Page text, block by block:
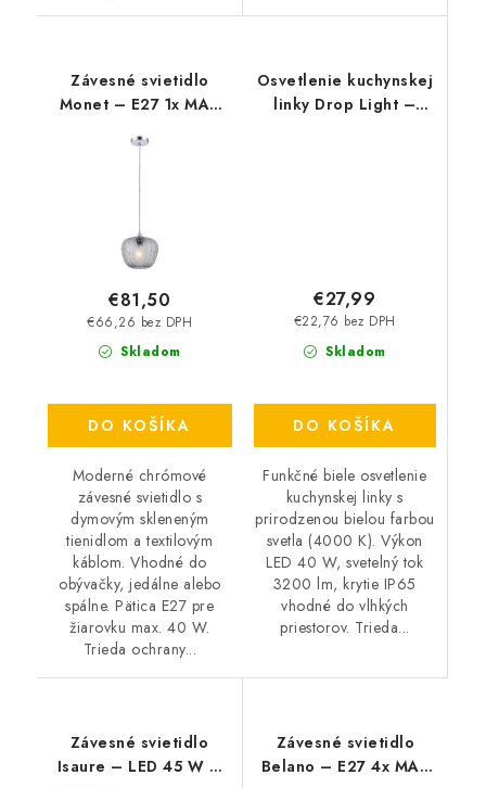
Závesné svietidlo
Monet – E27 1x MAX
Skladom
€66,26 bez DPH
€81,50
DO KOŠÍKA
Moderné chrómové
závesné svietidlo s
dymovým skleneným
tienidlom a textilovým
káblom. Vhodné do
obývačky, jedálne alebo
spálne. Pätica E27 pre
žiarovku max. 40 W.
Trieda ochrany...
Osvetlenie kuchynskej
linky Drop Light –
Skladom
€22,76 bez DPH
€27,99
DO KOŠÍKA
Funkčné biele osvetlenie
kuchynskej linky s
prirodzenou bielou farbou
svetla (4000 K). Výkon
LED 40 W, svetelný tok
3200 lm, krytie IP65
vhodné do vlhkých
priestorov. Trieda...
Závesné svietidlo
Isaure – LED 45 W –
Závesné svietidlo
Belano – E27 4x MAX